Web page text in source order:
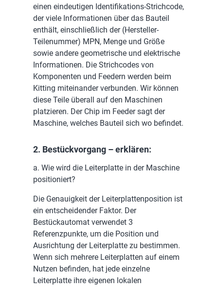
einen eindeutigen Identifikations-Strichcode,
der viele Informationen über das Bauteil
enthält, einschließlich der (Hersteller-
Teilenummer) MPN, Menge und Größe
sowie andere geometrische und elektrische
Informationen. Die Strichcodes von
Komponenten und Feedern werden beim
Kitting miteinander verbunden. Wir können
diese Teile überall auf den Maschinen
platzieren. Der Chip im Feeder sagt der
Maschine, welches Bauteil sich wo befindet.
2. Bestückvorgang – erklären:
a. Wie wird die Leiterplatte in der Maschine
positioniert?
Die Genauigkeit der Leiterplattenposition ist
ein entscheidender Faktor. Der
Bestückautomat verwendet 3
Referenzpunkte, um die Position und
Ausrichtung der Leiterplatte zu bestimmen.
Wenn sich mehrere Leiterplatten auf einem
Nutzen befinden, hat jede einzelne
Leiterplatte ihre eigenen lokalen